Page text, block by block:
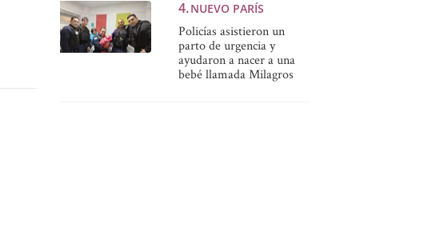
NUEVO PARÍS
Policías asistieron un
parto de urgencia y
ayudaron a nacer a una
bebé llamada Milagros